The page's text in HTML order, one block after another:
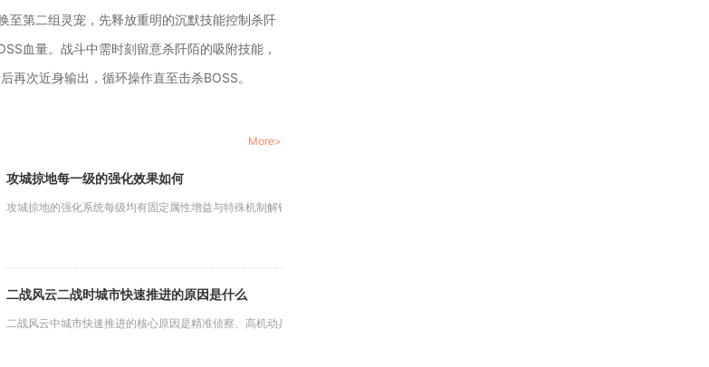
至第二组灵宠，先释放重明的沉默技能控制杀阡
血量。战斗中需时刻留意杀阡陌的吸附技能，
次近身输出，循环操作直至击杀BOSS。
More>
攻城掠地每一级的强化效果如何
攻城掠地的强化系统每级均有固定属性增益与特殊机制解锁，整体呈...
二战风云二战时城市快速推进的原因是什么
二战风云中城市快速推进的核心原因是精准侦察、高机动兵种搭配、...